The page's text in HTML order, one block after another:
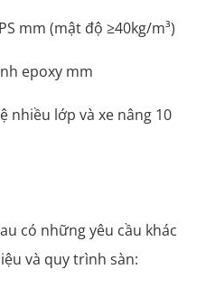
mm (mật độ ≥40kg/m³)
epoxy mm
nhiều lớp và xe nâng 10
có những yêu cầu khác
và quy trình sàn: